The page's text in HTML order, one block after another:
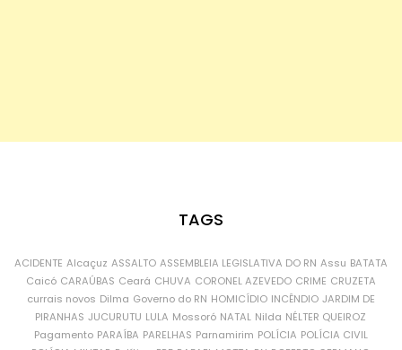
TAGS
ACIDENTE Alcaçuz ASSALTO ASSEMBLEIA LEGISLATIVA DO RN Assu BATATA
Caicó CARAÚBAS Ceará CHUVA CORONEL AZEVEDO CRIME CRUZETA
currais novos Dilma Governo do RN HOMICÍDIO INCÊNDIO JARDIM DE
PIRANHAS JUCURUTU LULA Mossoró NATAL Nilda NÉLTER QUEIROZ
Pagamento PARAÍBA PARELHAS Parnamirim POLÍCIA POLÍCIA CIVIL